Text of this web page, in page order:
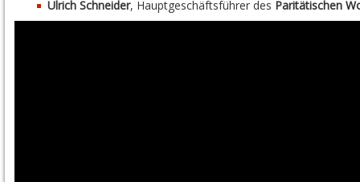
Ulrich Schneider, Hauptgeschäftsführer des Paritätischen